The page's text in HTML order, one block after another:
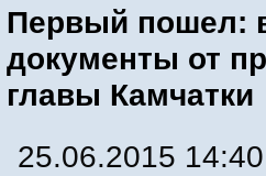
Первый пошел:
документы от
главы Камчатки
25.06.2015 14:40